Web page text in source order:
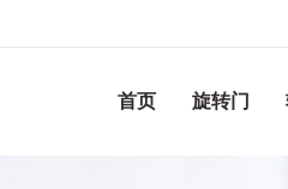
首页 旋转门